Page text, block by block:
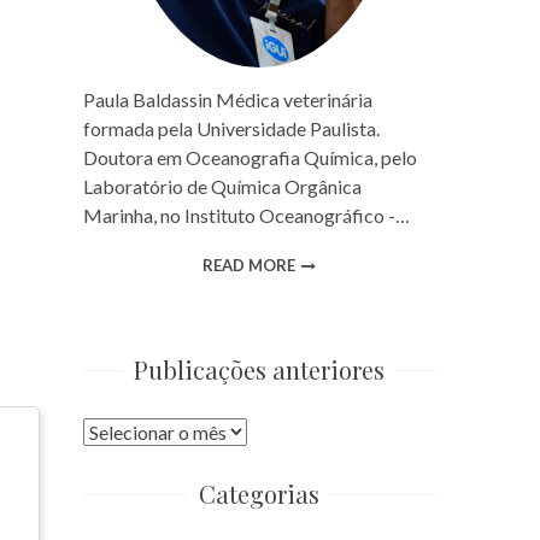
Paula Baldassin Médica veterinária
formada pela Universidade Paulista.
Doutora em Oceanografia Química, pelo
Laboratório de Química Orgânica
Marinha, no Instituto Oceanográfico -…
READ MORE
Publicações anteriores
Publicações
Categorias